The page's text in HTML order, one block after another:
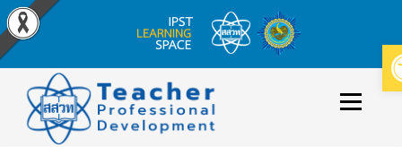
content
Menu